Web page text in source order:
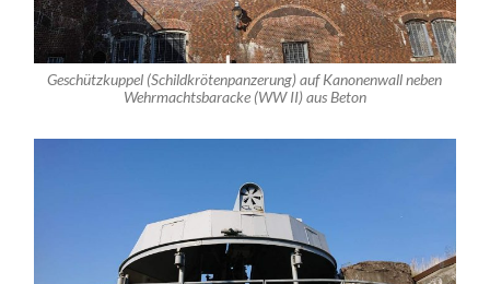
Geschützkuppel (Schildkrötenpanzerung) auf Kanonenwall neben
Wehrmachtsbaracke (WW II) aus Beton